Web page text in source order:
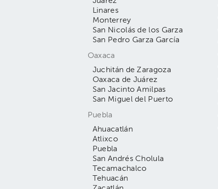
Linares
Monterrey
San Nicolás de los Garza
San Pedro Garza García
Oaxaca
Juchitán de Zaragoza
Oaxaca de Juárez
San Jacinto Amilpas
San Miguel del Puerto
Puebla
Ahuacatlán
Atlixco
Puebla
San Andrés Cholula
Tecamachalco
Tehuacán